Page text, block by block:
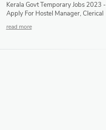
Kerala Govt Temporary Jobs 2023 -
Apply For Hostel Manager, Clerical
Technician & Other Posts